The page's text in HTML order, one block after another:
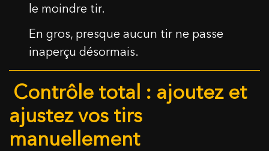
le moindre tir.
En gros, presque aucun tir ne passe
inaperçu désormais.
Contrôle total : ajoutez et
ajustez vos tirs
manuellement